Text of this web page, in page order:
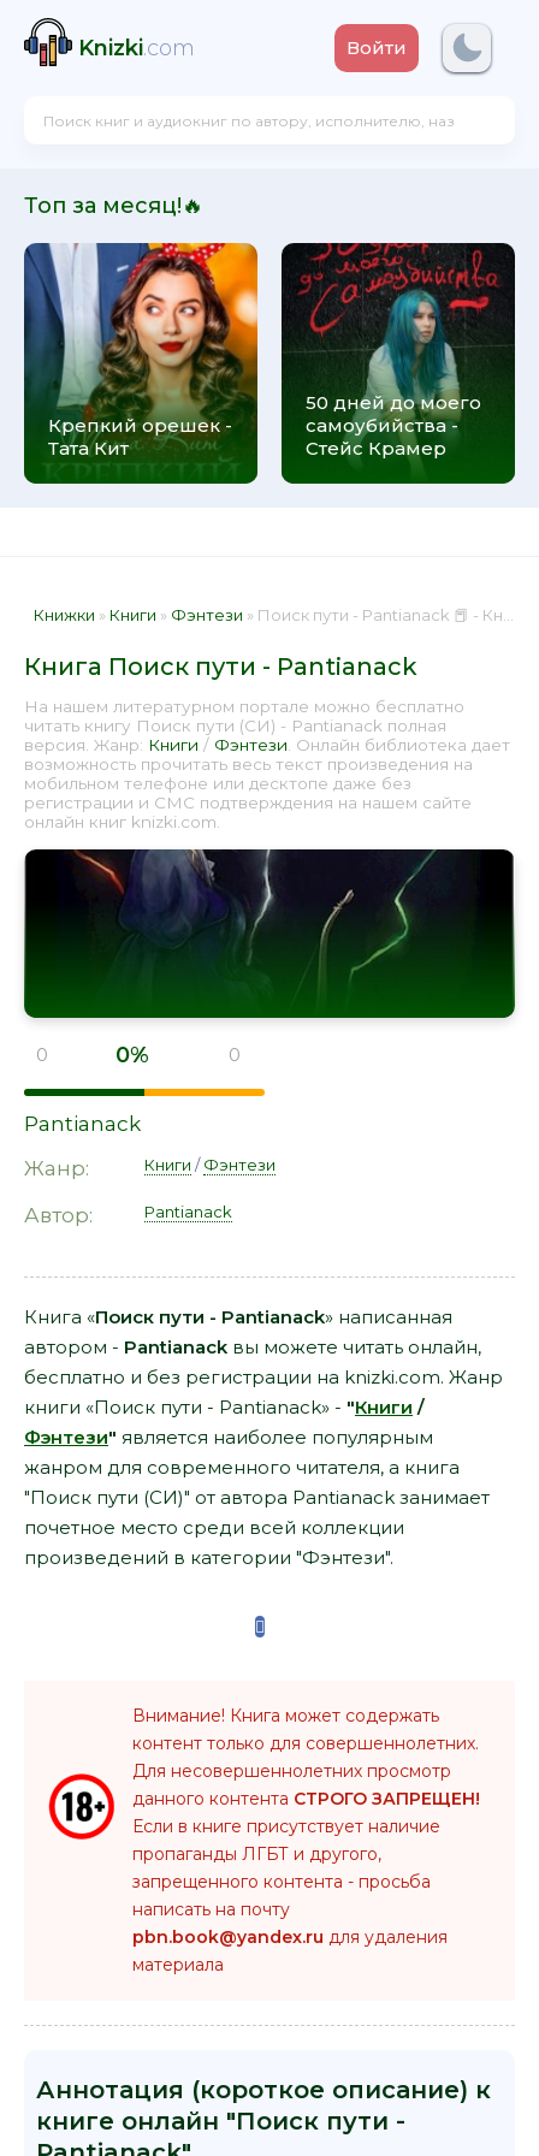
Knizki.com Войти
Топ за месяц!🔥
Крепкий орешек -
Тата Кит
50 дней до моего
самоубийства -
Стейс Крамер
Книжки » Книги » Фэнтези » Поиск пути - Pantianack 📕 - Книга онлайн бесплатно
Книга Поиск пути - Pantianack
На нашем литературном портале можно бесплатно
читать книгу Поиск пути (СИ) - Pantianack полная
версия. Жанр: Книги / Фэнтези . Онлайн библиотека дает
возможность прочитать весь текст произведения на
мобильном телефоне или десктопе даже без
регистрации и СМС подтверждения на нашем сайте
онлайн книг knizki.com.
0 0% 0
Pantianack
Жанр:
Книги /Фэнтези
Автор: Pantianack
Книга «Поиск пути - Pantianack» написанная
автором - Pantianack вы можете читать онлайн,
бесплатно и без регистрации на knizki.com. Жанр
книги «Поиск пути - Pantianack» - "Книги /
Фэнтези" является наиболее популярным
жанром для современного читателя, а книга
"Поиск пути (СИ)" от автора Pantianack занимает
почетное место среди всей коллекции
произведений в категории "Фэнтези".
Внимание! Книга может содержать
контент только для совершеннолетних.
Для несовершеннолетних просмотр
данного контента СТРОГО ЗАПРЕЩЕН!
Если в книге присутствует наличие
пропаганды ЛГБТ и другого,
запрещенного контента - просьба
написать на почту
pbn.book@yandex.ru для удаления
материала
Аннотация (короткое описание) к
книге онлайн "Поиск пути -